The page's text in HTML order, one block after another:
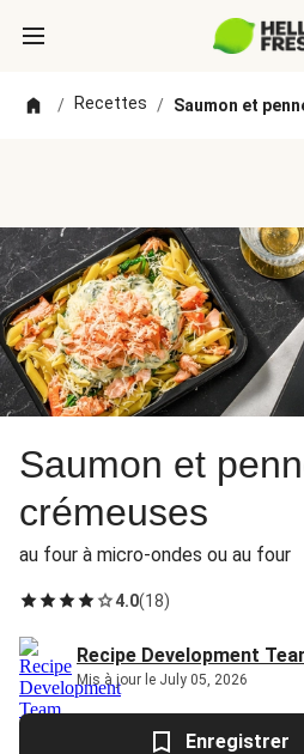
/ Recettes / Saumon et
Saumon et
crémeuses
au four à micro-ondes ou au four
4.0(18)
Recipe Development
Mis à jour le July 05, 2026
Enregistrer